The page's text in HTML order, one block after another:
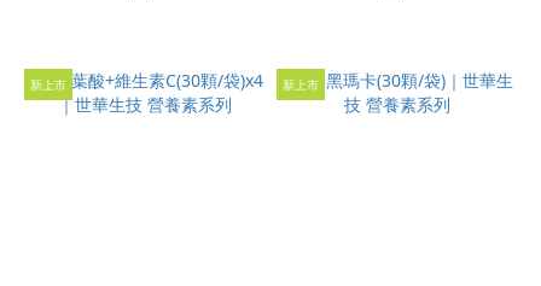
新上市 新上市